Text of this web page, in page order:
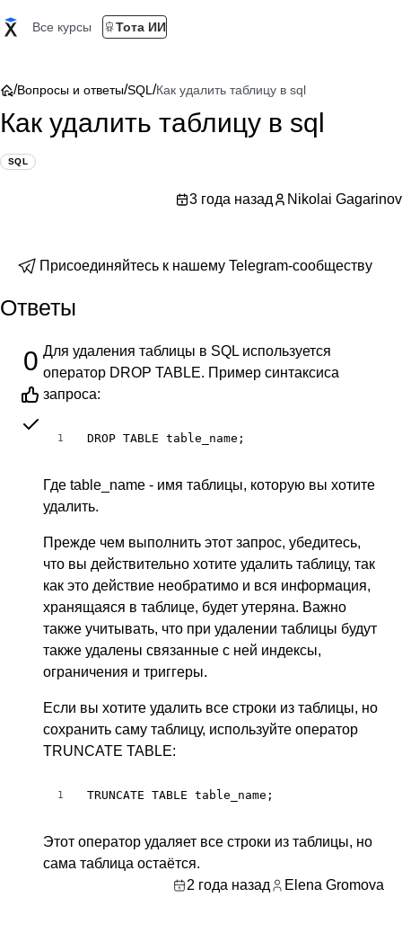
Все курсы Тота ИИ
/Вопросы и ответы/SQL /Как удалить таблицу в sql
Как удалить таблицу в sql
SQL
3 года назад Nikolai Gagarinov
Присоединяйтесь к нашему Telegram-сообществу
Ответы
0 Для удаления таблицы в SQL используется
оператор DROP TABLE. Пример синтаксиса
запроса:
1 DROP TABLE table_name;
Где table_name - имя таблицы, которую вы хотите
удалить.
Прежде чем выполнить этот запрос, убедитесь,
что вы действительно хотите удалить таблицу, так
как это действие необратимо и вся информация,
хранящаяся в таблице, будет утеряна. Важно
также учитывать, что при удалении таблицы будут
также удалены связанные с ней индексы,
ограничения и триггеры.
Если вы хотите удалить все строки из таблицы, но
сохранить саму таблицу, используйте оператор
TRUNCATE TABLE:
1 TRUNCATE TABLE table_name;
Этот оператор удаляет все строки из таблицы, но
сама таблица остаётся.
2 года назад
Elena Gromova